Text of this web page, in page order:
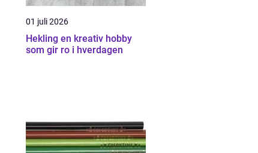
01 juli 2026
Hekling en kreativ hobby
som gir ro i hverdagen